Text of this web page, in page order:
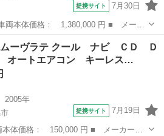
提携サイト 7月30日
ムーヴキャンバス ■ グレード
ラ 両側電動スライドドア クリアラ
ムーヴラテ クール ナビ ＣＤ Ｄ
オートエアコン キーレス…
2005年
提携サイト 7月19日